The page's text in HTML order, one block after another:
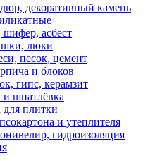
декоративный камень
асбест
люки
песок, цемент
и блоков
гипс, керамзит
шпатлёвка
плитки
и утеплителя
гидроизоляция